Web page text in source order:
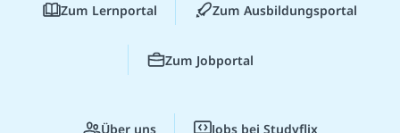
Zum Lernportal Zum Ausbildungsportal
Zum Jobportal
Über uns Jobs bei Studyflix